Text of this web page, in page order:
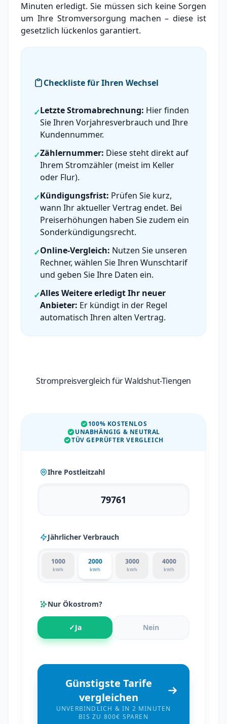
Minuten erledigt. Sie müssen sich keine Sorgen
um Ihre Stromversorgung machen – diese ist
gesetzlich lückenlos garantiert.
Checkliste für Ihren Wechsel
✓Letzte Stromabrechnung: Hier finden
Sie Ihren Vorjahresverbrauch und Ihre
Kundennummer.
✓Zählernummer: Diese steht direkt auf
Ihrem Stromzähler (meist im Keller
oder Flur).
✓Kündigungsfrist: Prüfen Sie kurz,
wann Ihr aktueller Vertrag endet. Bei
Preiserhöhungen haben Sie zudem ein
Sonderkündigungsrecht.
✓Online-Vergleich: Nutzen Sie unseren
Rechner, wählen Sie Ihren Wunschtarif
und geben Sie Ihre Daten ein.
✓Alles Weitere erledigt Ihr neuer
Anbieter: Er kündigt in der Regel
automatisch Ihren alten Vertrag.
Strompreisvergleich für Waldshut-Tiengen
100% KOSTENLOS
UNABHÄNGIG & NEUTRAL
TÜV GEPRÜFTER VERGLEICH
Ihre Postleitzahl
Jährlicher Verbrauch
1000
kWh
2000
kWh
3000
kWh
4000
kWh
Nur Ökostrom?
✓Ja Nein
Günstigste Tarife
vergleichen
UNVERBINDLICH & IN 2 MINUTEN
BIS ZU 800€ SPAREN